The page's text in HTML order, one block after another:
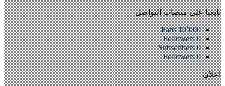
تابعنا على منصات التواصل
10٬000 Fans
0
Followers
0
Subscribers
0
Followers
اعلان